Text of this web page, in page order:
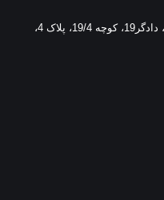
مشهد، بلوار وکیل آباد، خیابان دادگر، دادگر19، کوچه 19/4، پلاک 4،